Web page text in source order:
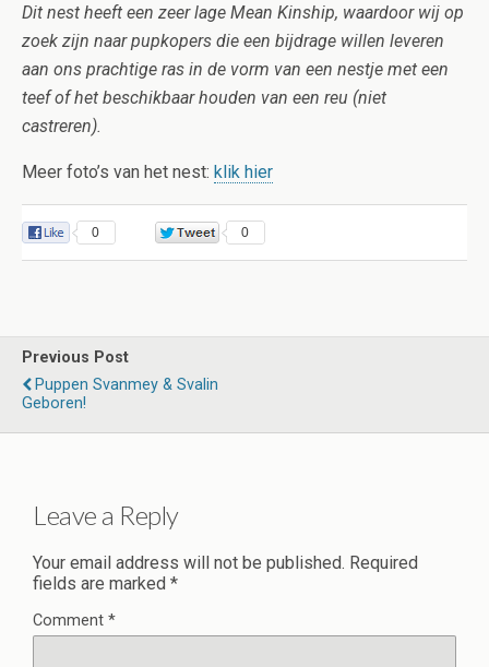
Dit nest heeft een zeer lage Mean Kinship, waardoor wij op
zoek zijn naar pupkopers die een bijdrage willen leveren
aan ons prachtige ras in de vorm van een nestje met een
teef of het beschikbaar houden van een reu (niet
castreren).
Meer foto’s van het nest: klik hier
0 0
Previous Post
Puppen Svanmey & Svalin
Geboren!
Leave a Reply
Your email address will not be published. Required
fields are marked *
Comment *